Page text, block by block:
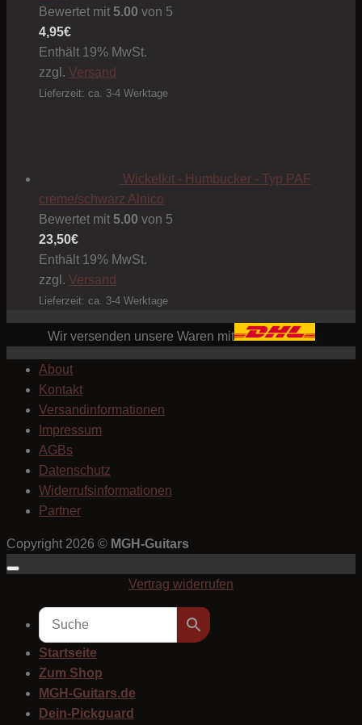
Bewertet mit 5.00 von 5
4,95€
Enthält 19% MwSt.
zzgl. Versand
Lieferzeit: ca. 3-4 Werktage
Wickelkit - Humbucker - Typ PAF
creme/schwarz Alnico
Bewertet mit 5.00 von 5
23,50€
Enthält 19% MwSt.
zzgl. Versand
Lieferzeit: ca. 3-4 Werktage
Wir versenden unsere Waren mit
About
Kontakt
Versandinformationen
Impressum
AGBs
Datenschutz
Widerrufsinformationen
Partner
Copyright 2026 © MGH-Guitars
Vertrag widerrufen
Startseite
Zum Shop
MGH-Guitars.de
Dein-Pickguard